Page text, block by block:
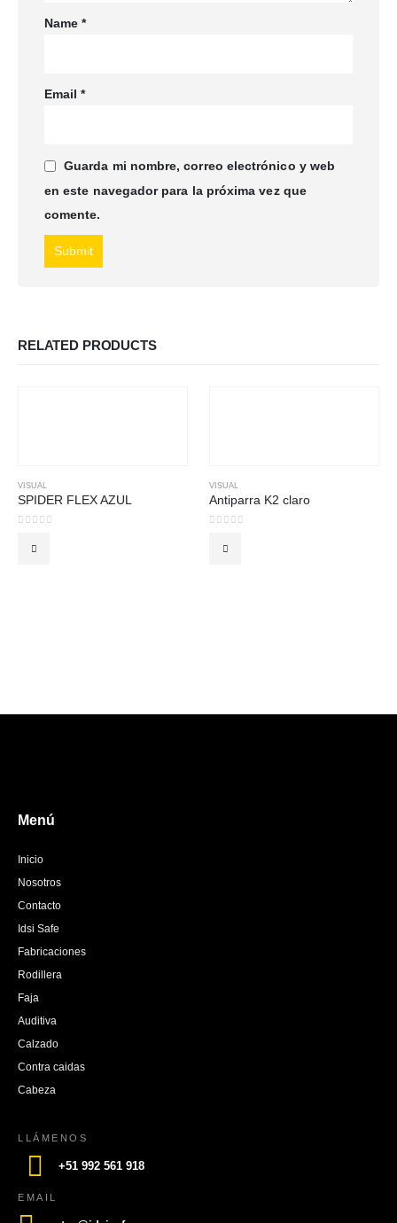
Name*
Email*
Guarda mi nombre, correo electrónico y web
en este navegador para la próxima vez que
comente.
RELATED PRODUCTS
VISUAL
SPIDER FLEX AZUL
VISUAL
Antiparra K2 claro
Menú
Inicio
Nosotros
Contacto
Idsi Safe
Fabricaciones
Rodillera
Faja
Auditiva
Calzado
Contra caidas
Cabeza
LLÁMENOS
+51 992 561 918
EMAIL